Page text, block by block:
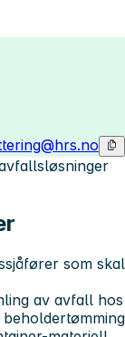
som skal
av avfall hos